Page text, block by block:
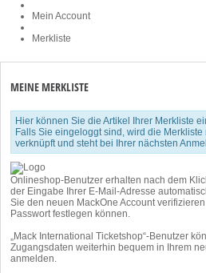
Mein Account
Merkliste
MEINE MERKLISTE
Hier können Sie die Artikel Ihrer Merkliste
Falls Sie eingeloggt sind, wird die
verknüpft und steht bei Ihrer nächsten
Onlineshop-Benutzer erhalten nach dem
der Eingabe Ihrer E-Mail-Adresse
Sie den neuen MackOne Account
Passwort festlegen können.
„Mack International Ticketshop“-Benutzer
Zugangsdaten weiterhin bequem in Ihrem
anmelden.